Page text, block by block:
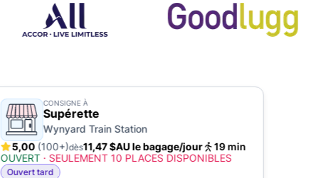
CONSIGNE À
Supérette
Wynyard Train Station
5,00 (100+)dès11,47 $AU le bagage/jour
19 min
OUVERT· SEULEMENT 10 PLACES DISPONIBLES
Ouvert tard